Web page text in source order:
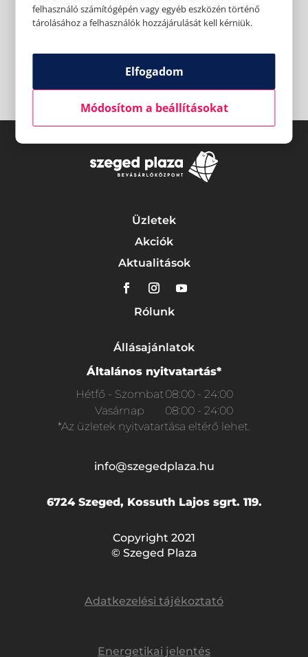
Üzletek
Akciók
Aktualitások
Rólunk
Állásajánlatok
Általános nyitvatartás*
Hétfő - Szombat08:00 - 24:00
Vasárnap
08:00 - 24:00
*Az üzletek nyitvatartása eltérő lehet.
info@szegedplaza.hu
6724 Szeged, Kossuth Lajos sgrt. 119.
Copyright 2021
© Szeged Plaza
Adatkezelési tájékoztató
Energetikai jelentés
felhasználó számítógépén vagy egyéb eszközén történő
tárolásához a felhasználók hozzájárulását kell kérniük.
Elfogadom
Módosítom a beállításokat